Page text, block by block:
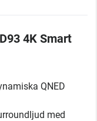
4K Smart
QNED
med